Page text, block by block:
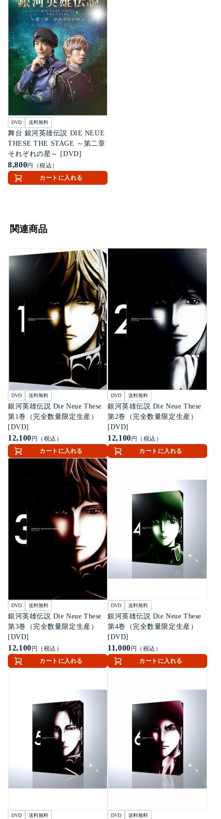
DVD 送料無料
舞台 銀河英雄伝説 DIE NEUE
THESE THE STAGE ～第二章
それぞれの星～ [DVD]
8,800円（税込）
カートに入れる
関連商品
DVD 送料無料
銀河英雄伝説 Die Neue These
第1巻（完全数量限定生産）
[DVD]
12,100 円（税込）
カートに入れる
DVD 送料無料
銀河英雄伝説 Die Neue These
第2巻（完全数量限定生産）
[DVD]
12,100 円（税込）
カートに入れる
DVD 送料無料
銀河英雄伝説 Die Neue These
第3巻（完全数量限定生産）
[DVD]
12,100 円（税込）
カートに入れる
DVD 送料無料
銀河英雄伝説 Die Neue These
第4巻（完全数量限定生産）
[DVD]
11,000 円（税込）
カートに入れる
DVD 送料無料 DVD 送料無料